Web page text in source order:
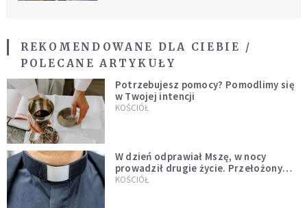
REKOMENDOWANE DLA CIEBIE /
POLECANE ARTYKUŁY
Potrzebujesz pomocy? Pomodlimy się
w Twojej intencji
KOŚCIÓŁ
W dzień odprawiał Mszę, w nocy
prowadził drugie życie. Przełożony
kazał mu opuścić zakon
KOŚCIÓŁ